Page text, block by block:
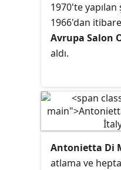
1970'te
1966'dan
Avrupa Salon
aldı.
Antonietta Di
atlama ve